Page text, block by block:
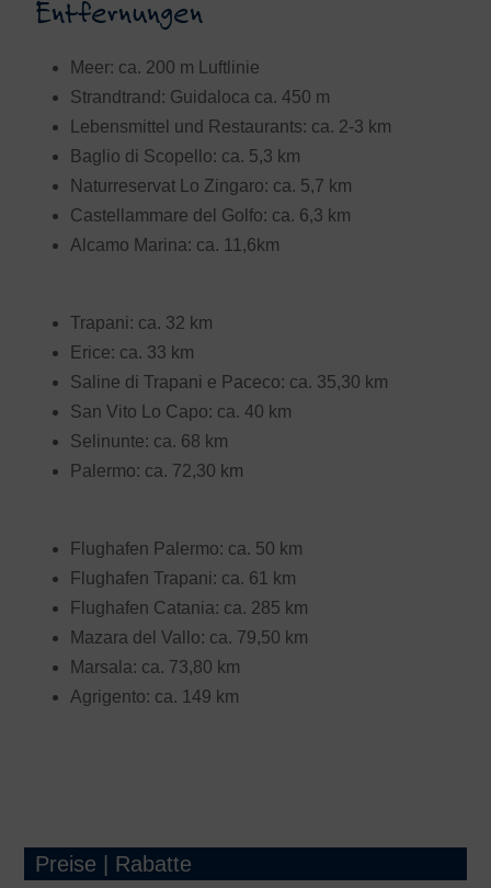
Entfernungen
Meer: ca. 200 m Luftlinie
Strandtrand: Guidaloca ca. 450 m
Lebensmittel und Restaurants: ca. 2-3 km
Baglio di Scopello: ca. 5,3 km
Naturreservat Lo Zingaro: ca. 5,7 km
Castellammare del Golfo: ca. 6,3 km
Alcamo Marina: ca. 11,6km
Trapani: ca. 32 km
Erice: ca. 33 km
Saline di Trapani e Paceco: ca. 35,30 km
San Vito Lo Capo: ca. 40 km
Selinunte: ca. 68 km
Palermo: ca. 72,30 km
Flughafen Palermo: ca. 50 km
Flughafen Trapani: ca. 61 km
Flughafen Catania: ca. 285 km
Mazara del Vallo: ca. 79,50 km
Marsala: ca. 73,80 km
Agrigento: ca. 149 km
Preise | Rabatte